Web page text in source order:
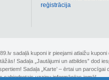
reģistrācija
sadaļā kuponi ir pieejami atlaižu
Sadaļa „Jautājumi un atbildes” dod
Sadaļa „Karte’ – ērtai un
sabiedrotais uzziņu informācijas jomā!